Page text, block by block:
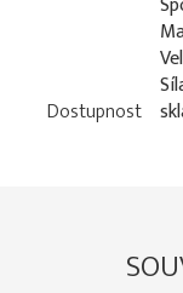
Dostupnost